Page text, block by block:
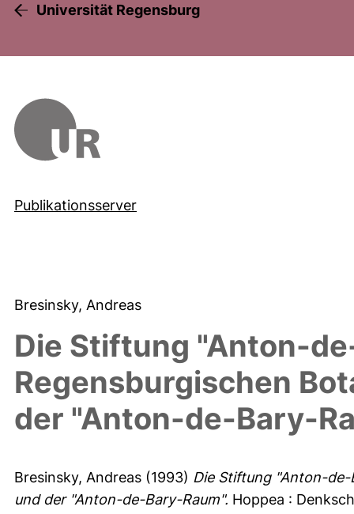
Universität Regensburg
Publikationsserver
Bresinsky, Andreas
Die Stiftung "Anton-
Regensburgischen
der "Anton-de-Bary-
Bresinsky, Andreas (1993) Die Stiftung "Anton-de-
und der "Anton-de-Bary-Raum". Hoppea :